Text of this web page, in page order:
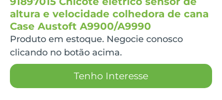
altura e velocidade colhedora de cana
Case Austoft A9900/A9990
Produto em estoque. Negocie conosco
clicando no botão acima.
Tenho Interesse